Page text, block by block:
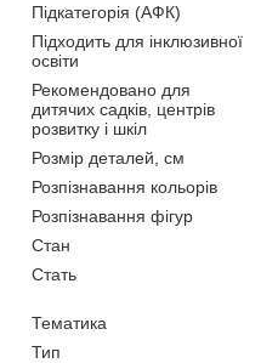
Підкатегорія (АФК)
Підходить для інклюзивної
освіти
Рекомендовано для
дитячих садків, центрів
розвитку і шкіл
Розмір деталей, см
Розпізнавання кольорів
Розпізнавання фігур
Стан
Стать
Тематика
Тип